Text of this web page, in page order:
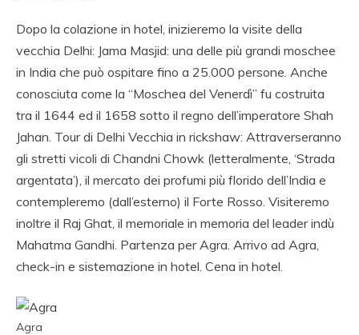
Dopo la colazione in hotel, inizieremo la visite della
vecchia Delhi: Jama Masjid: una delle più grandi moschee
in India che può ospitare fino a 25.000 persone. Anche
conosciuta come la “Moschea del Venerdì” fu costruita
tra il 1644 ed il 1658 sotto il regno dell’imperatore Shah
Jahan. Tour di Delhi Vecchia in rickshaw: Attraverseranno
gli stretti vicoli di Chandni Chowk (letteralmente, ‘Strada
argentata’), il mercato dei profumi più florido dell’India e
contempleremo (dall’esterno) il Forte Rosso. Visiteremo
inoltre il Raj Ghat, il memoriale in memoria del leader indù
Mahatma Gandhi. Partenza per Agra. Arrivo ad Agra,
check-in e sistemazione in hotel. Cena in hotel.
Agra